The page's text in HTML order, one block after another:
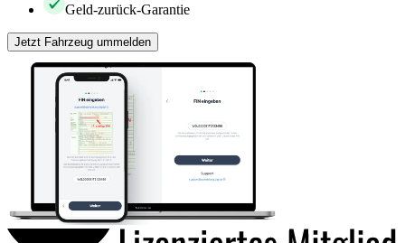
Geld-zurück-Garantie
Jetzt Fahrzeug ummelden